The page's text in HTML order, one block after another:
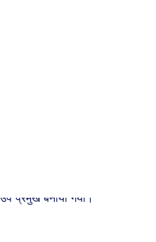
मोंटगोमरी (अभी साहिवाल,
का नेतृत्व किया। उनके
पास्ट का भी नेतृत्व किया।
भारतीय वायुसेना की कमान
बी चव्हाण ने कहा थाः
क्षेत्र की कमान संभाली।
प्रमुख बनाया गया।
रूप में अर्जन सिंह को इसकी